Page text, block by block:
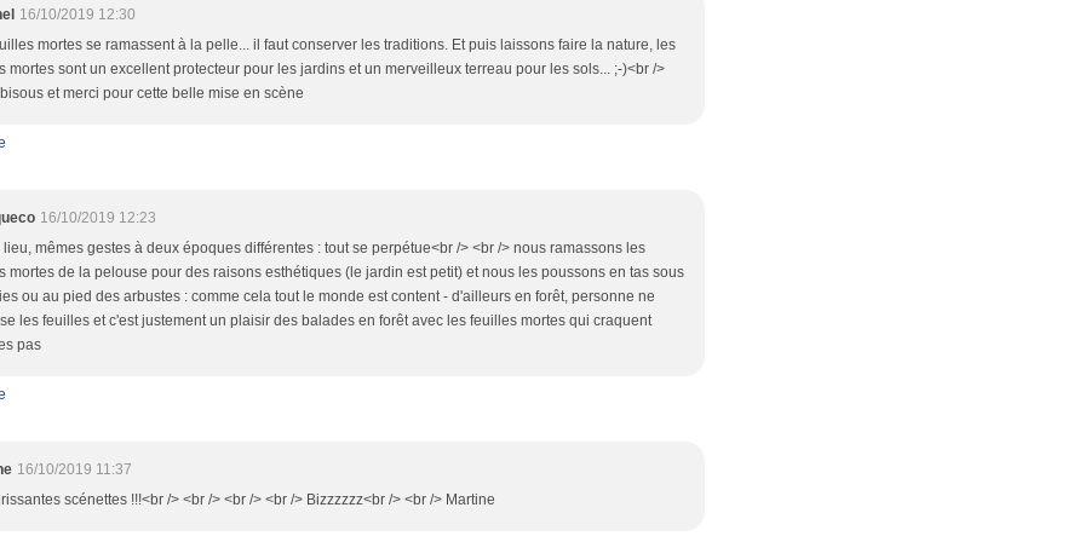
16/10/2019 12:30
mortes se ramassent à la pelle... il faut conserver les traditions. Et puis laissons faire la nature, les
mortes sont un excellent protecteur pour les jardins et un merveilleux terreau pour les sols... ;-)<br />
et merci pour cette belle mise en scène
16/10/2019 12:23
lieu, mêmes gestes à deux époques différentes : tout se perpétue<br /> <br /> nous ramassons les
mortes de la pelouse pour des raisons esthétiques (le jardin est petit) et nous les poussons en tas sous
ou au pied des arbustes : comme cela tout le monde est content - d'ailleurs en forêt, personne ne
les feuilles et c'est justement un plaisir des balades en forêt avec les feuilles mortes qui craquent
pas
16/10/2019 11:37
scénettes !!!<br /> <br /> <br /> <br /> Bizzzzzz<br /> <br /> Martine